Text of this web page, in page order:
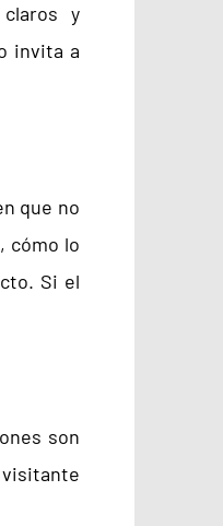
y
invita a
que no
cómo lo
Si el
son